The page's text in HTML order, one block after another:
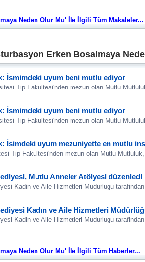
Neden Olur Mu' İle İlgili Tüm Makaleler...
Erken Bosalmaya
İsmimdeki uyum beni mutlu ediyor
Tip Fakultesi'nden mezun olan Mutlu
İsmimdeki uyum beni mutlu ediyor
Tip Fakultesi'nden mezun olan Mutlu
İsimdeki uyum mezuniyette en mutlu
Tip Fakultesi'nden mezun olan Mutlu
Mutlu Anneler Atölyesi düzenledi
Kadin ve Aile Hizmetleri Mudurlugu
Kadın ve Aile Hizmetleri
Kadin ve Aile Hizmetleri Mudurlugu
Neden Olur Mu' İle İlgili Tüm Haberler...